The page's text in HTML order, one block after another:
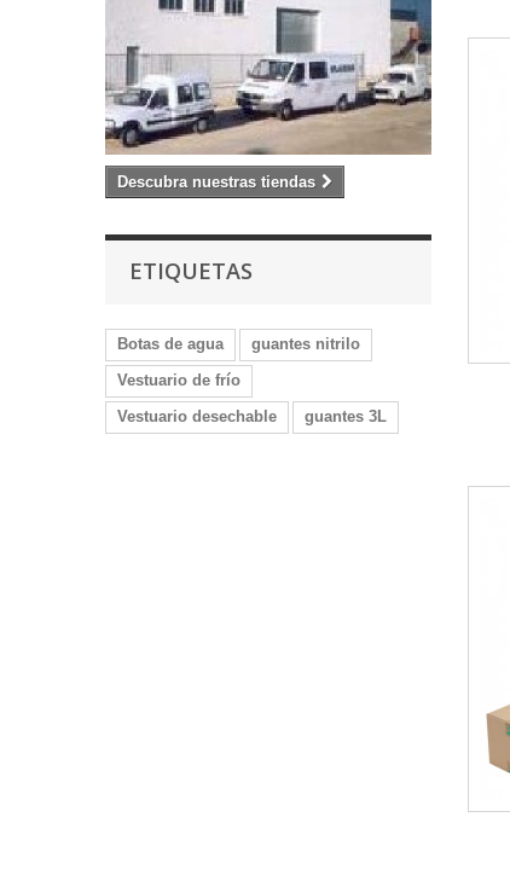
Descubra nuestras tiendas
ETIQUETAS
Botas de agua
guantes nitrilo
Vestuario de frío
Vestuario desechable
guantes 3L